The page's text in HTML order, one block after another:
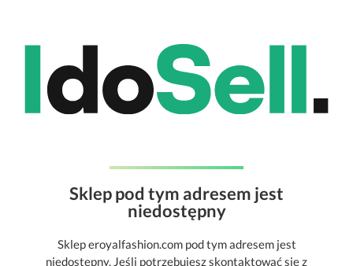
Sklep pod tym adresem jest
niedostępny
Sklep eroyalfashion.com pod tym adresem jest
niedostępny. Jeśli potrzebujesz skontaktować się z